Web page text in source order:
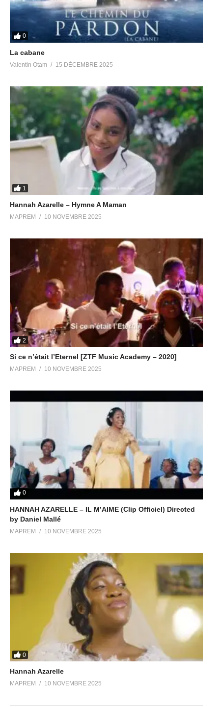
0
La cabane
Valentin Otam 15 DÉCEMBRE 2025
1
Hannah Azarelle – Hymne A Maman
MAPREM 10 NOVEMBRE 2025
2
Si ce n’était l’Eternel [ZTF Music Academy – 2020]
MAPREM 10 NOVEMBRE 2025
0
HANNAH AZARELLE – IL M’AIME (Clip Officiel) Directed
by Daniel Mallé
MAPREM 10 NOVEMBRE 2025
0
Hannah Azarelle
MAPREM 10 NOVEMBRE 2025